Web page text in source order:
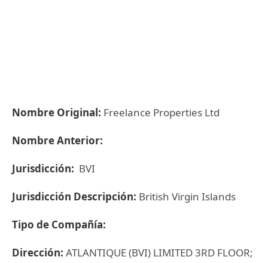
Nombre Original: Freelance Properties Ltd
Nombre Anterior:
Jurisdicción: BVI
Jurisdicción Descripción: British Virgin Islands
Tipo de Compañía:
Dirección: ATLANTIQUE (BVI) LIMITED 3RD FLOOR;